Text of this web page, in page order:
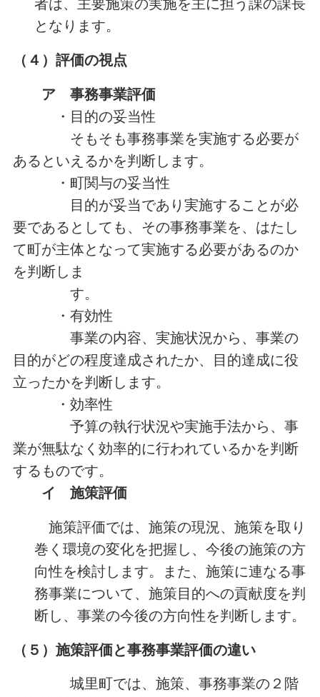
者は、主要施策の実施を主に担う課の課長
となります。
（４） 評価の視点
ア 事務事業評価
・目的の妥当性
そもそも事務事業を実施する必要が
あるといえるかを判断します。
・町関与の妥当性
目的が妥当であり実施することが必
要であるとしても、その事務事業を、はたし
て町が主体となって実施する必要があるのか
を判断しま
す。
・有効性
事業の内容、実施状況から、事業の
目的がどの程度達成されたか、目的達成に役
立ったかを判断します。
・効率性
予算の執行状況や実施手法から、事
業が無駄なく効率的に行われているかを判断
するものです。
イ 施策評価
施策評価では、施策の現況、施策を取り
巻く環境の変化を把握し、今後の施策の方
向性を検討します。また、施策に連なる事
務事業について、施策目的への貢献度を判
断し、事業の今後の方向性を判断します。
（５） 施策評価と事務事業評価の違い
城里町では、施策、事務事業の２階